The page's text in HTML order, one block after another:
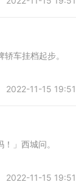
挂档起步。
2022-11-15 19:51
」西城问。
2022-11-15 19:51